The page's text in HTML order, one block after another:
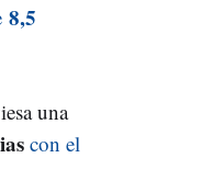
8,5
una
con el